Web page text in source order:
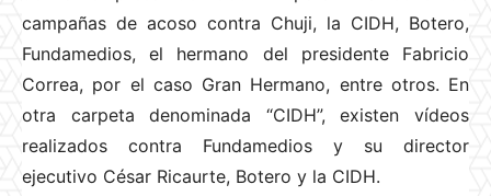
campañas de acoso contra Chuji, la CIDH, Botero,
Fundamedios, el hermano del presidente Fabricio
Correa, por el caso Gran Hermano, entre otros. En
otra carpeta denominada “CIDH”, existen vídeos
realizados contra Fundamedios y su director
ejecutivo César Ricaurte, Botero y la CIDH.